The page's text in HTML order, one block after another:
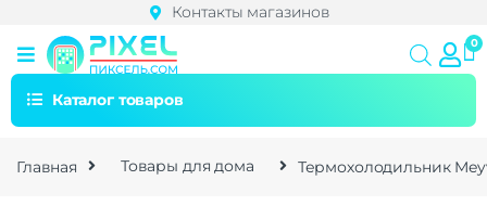
Контакты магазинов
Каталог товаров
Главная Товары для дома Термохолодильник